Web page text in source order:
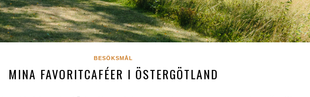
BESÖKSMÅL
MINA FAVORITCAFÉER I ÖSTERGÖTLAND